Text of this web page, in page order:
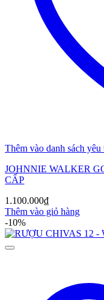
Thêm vào danh sách yêu
JOHNNIE WALKER
CẤP
1.100.000₫
Thêm vào giỏ hàng
-10%